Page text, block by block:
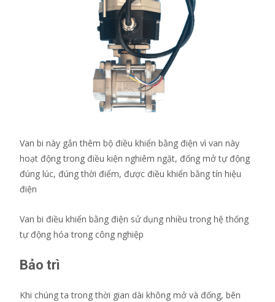
Van bi này gắn thêm bộ điều khiển bằng điện vì van này
hoạt động trong điều kiện nghiêm ngặt, đống mở tự động
đúng lúc, đúng thời điểm, được điều khiển bằng tín hiệu
điện
Van bi điều khiển bằng điện sử dụng nhiều trong hệ thống
tự động hóa trong công nghiệp
Bảo trì
Khi chúng ta trong thời gian dài không mở và đống, bên